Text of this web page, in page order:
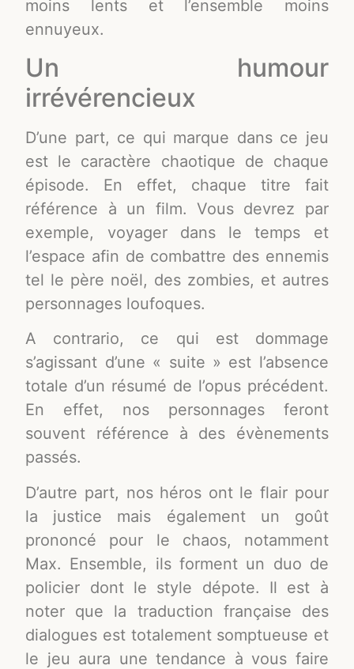
moins lents et l’ensemble moins
ennuyeux.
Un humour
irrévérencieux
D’une part, ce qui marque dans ce jeu
est le caractère chaotique de chaque
épisode. En effet, chaque titre fait
référence à un film. Vous devrez par
exemple, voyager dans le temps et
l’espace afin de combattre des ennemis
tel le père noël, des zombies, et autres
personnages loufoques.
A contrario, ce qui est dommage
s’agissant d’une « suite » est l’absence
totale d’un résumé de l’opus précédent.
En effet, nos personnages feront
souvent référence à des évènements
passés.
D’autre part, nos héros ont le flair pour
la justice mais également un goût
prononcé pour le chaos, notamment
Max. Ensemble, ils forment un duo de
policier dont le style dépote. Il est à
noter que la traduction française des
dialogues est totalement somptueuse et
le jeu aura une tendance à vous faire